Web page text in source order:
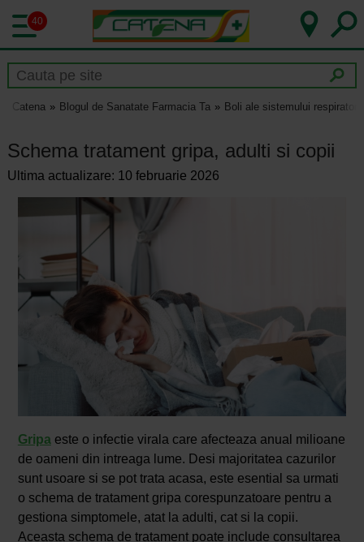
40
Catena Blogul de Sanatate Farmacia Ta Boli ale sistemului respirator
Schema tratament gripa, adulti si copii
Ultima actualizare: 10 februarie 2026
Gripa este o infectie virala care afecteaza anual milioane
de oameni din intreaga lume. Desi majoritatea cazurilor
sunt usoare si se pot trata acasa, este esential sa urmati
o schema de tratament gripa corespunzatoare pentru a
gestiona simptomele, atat la adulti, cat si la copii.
Aceasta schema de tratament poate include consultarea